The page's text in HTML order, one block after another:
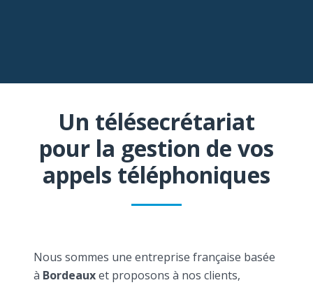
Un télésecrétariat
pour la gestion de vos
appels téléphoniques
Nous sommes une entreprise française basée
à Bordeauxet proposons à nos clients,